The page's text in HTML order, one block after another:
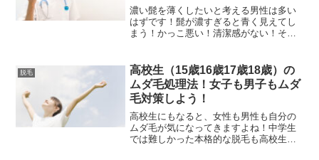
濃い髭を薄くしたいと考える男性は多い
はずです！髭が濃すぎると青く見えてし
まう！かっこ悪い！清潔感がない！そん
ますね！だけど、髭脱毛をして永久的に
生えてこないのは嫌だ！髭...
脱毛
高校生（15歳16歳17歳18歳）の
ムダ毛処理法！女子も男子もムダ
毛対策しよう！
高校生にもなると、女性も男性も自分の
ムダ毛が気になってきますよね！中学生
では難しかった本格的な脱毛も高校生で